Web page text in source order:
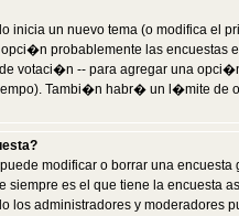
inicia un nuevo tema (o modifica el
probablemente las
votaci�n -- para agregar una
Tambi�n habr� un l�mite de
modificar o borrar una
siempre es el que tiene la encuesta
los administradores y moderadores